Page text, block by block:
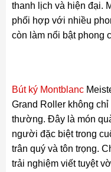
thanh lịch và hiện đại.
phối hợp với nhiều
còn làm nổi bật phong
Bút ký Montblanc
Grand Roller không
thường. Đây là món
người đặc biệt trong
trân quý và tôn trọng.
trải nghiệm viết tuyệt